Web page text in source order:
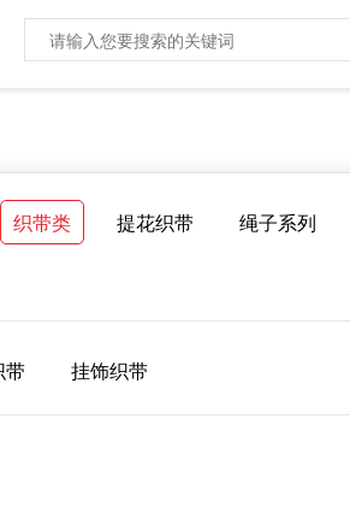
织带类 提花织带
绳子系列
带 挂饰织带